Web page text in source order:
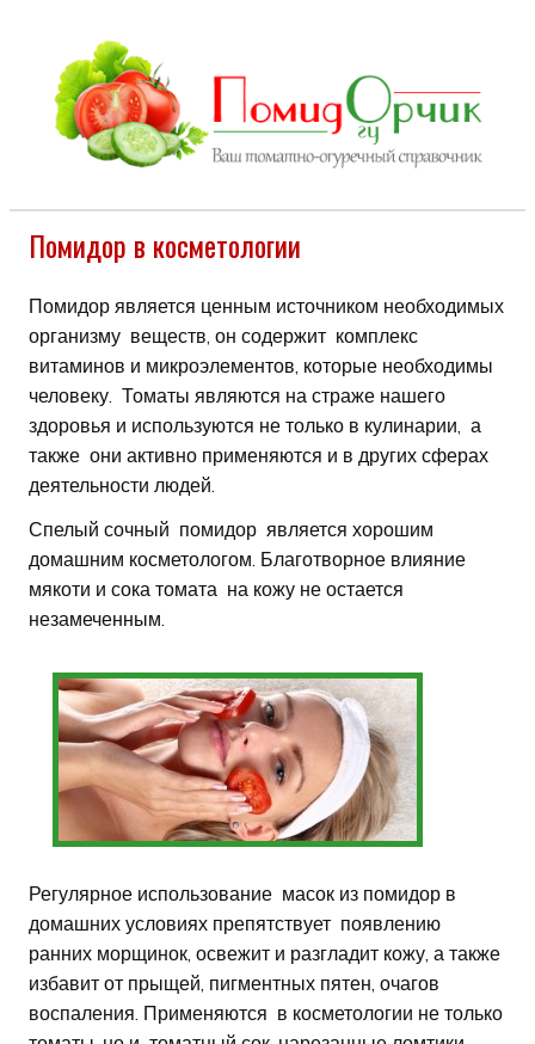
Помидор в косметологии
Помидор является ценным источником необходимых
организму веществ, он содержит комплекс
витаминов и микроэлементов, которые необходимы
человеку. Томаты являются на страже нашего
здоровья и используются не только в кулинарии, а
также они активно применяются и в других сферах
деятельности людей.
Спелый сочный помидор является хорошим
домашним косметологом. Благотворное влияние
мякоти и сока томата на кожу не остается
незамеченным.
Регулярное использование масок из помидор в
домашних условиях препятствует появлению
ранних морщинок, освежит и разгладит кожу, а также
избавит от прыщей, пигментных пятен, очагов
воспаления. Применяются в косметологии не только